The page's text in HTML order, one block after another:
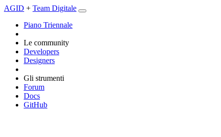
AGID + Team Digitale
Piano Triennale
Le community
Developers
Designers
Gli strumenti
Forum
Docs
GitHub